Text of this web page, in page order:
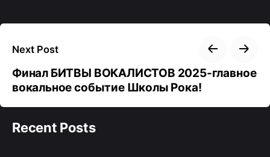
Next Post
Финал БИТВЫ ВОКАЛИСТОВ 2025-главное
вокальное событие Школы Рока!
Recent Posts